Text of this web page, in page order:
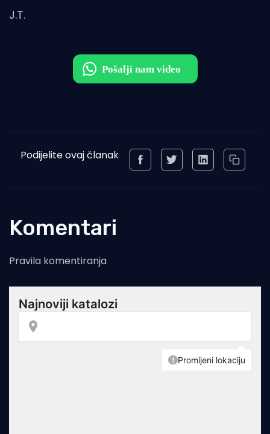
J.T.
Podijelite ovaj članak
Komentari
Pravila komentiranja